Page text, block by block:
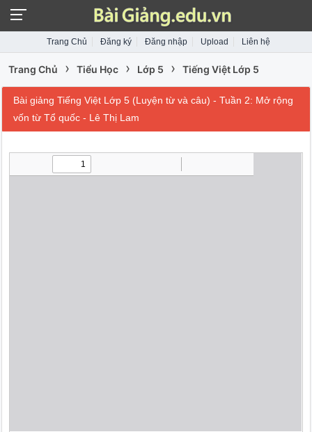
Trang Chủ Đăng ký Đăng nhập Upload Liên hệ
Trang Chủ › Tiểu Học › Lớp 5 › Tiếng Việt Lớp 5
Bài giảng Tiếng Việt Lớp 5 (Luyện từ và câu) - Tuần 2: Mở rộng
vốn từ Tổ quốc - Lê Thị Lam